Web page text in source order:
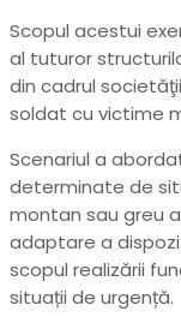
Scopul acestui
al tuturor
din cadrul
soldat cu victime
Scenariul a
determinate de
montan sau greu
adaptare a
scopul realizării
situații de urgență.